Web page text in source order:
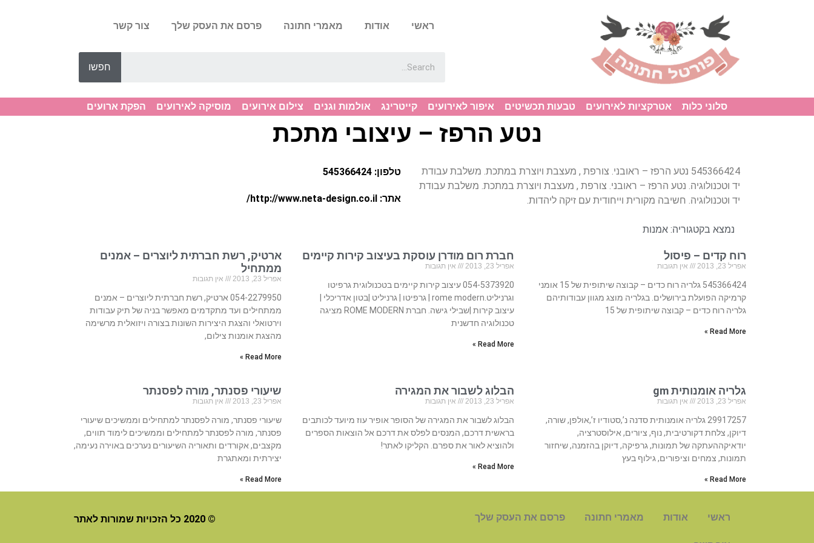
ראשי אודות מאמרי חתונה פרסם את העסק שלך צור קשר
חפשו
סלוני כלות אטרקציות לאירועים טבעות תכשיטים איפור לאירועים קייטרינג אולמות וגנים צילום אירועים מוסיקה לאירועים הפקת ארועים
נטע הרפז – עיצובי מתכת
545366424 נטע הרפז – ראובני. צורפת , מעצבת ויוצרת במתכת. משלבת עבודת
יד וטכנולוגיה. נטע הרפז – ראובני. צורפת , מעצבת ויוצרת במתכת. משלבת עבודת
יד וטכנולוגיה. חשיבה מקורית וייחודית עם זיקה ליהדות.
טלפון: 545366424
אתר: http://www.neta-design.co.il/
נמצא בקטגוריה: אמנות
רוח קדים – פיסול
אפריל 23, 2013 אין תגובות
545366424 גלריה רוח כדים – קבוצה שיתופית של 15 אומני
קרמיקה הפועלת בירושלים. בגלריה מוצג מגוון עבודותיהם
גלריה רוח כדים – קבוצה שיתופית של 15
Read More »
חברת רום מודרן עוסקת בעיצוב קירות קיימים
אפריל 23, 2013 אין תגובות
054-5373920 עיצוב קירות קיימים בטכנולוגית גרפיטו
וגרניליט.rome modern | גרפיטו | גרניליט |בטון אדריכלי |
עיצוב קירות |שבילי גישה. חברת ROME MODERN מציגה
טכנולוגיה חדשנית
Read More »
ארטיק, רשת חברתית ליוצרים – אמנים
ממתחיל
אפריל 23, 2013 אין תגובות
054-2279950 ארטיק, רשת חברתית ליוצרים – אמנים
ממתחילים ועד מתקדמים מאפשר בניה של תיק עבודות
וירטואלי והצגת היצירות השונות בצורה ויזואלית מרשימה
מהצגת אומנות צילום,
Read More »
גלריה אומנותית gm
אפריל 23, 2013 אין תגובות
29917257 גלריה אומנותית סדנה נ’,סטודיו ז’,אולפן, שורה,
דיוקן, צלחת דקורטיבית, נוף, ציורים, אילוסטרציה,
יודאיקההעתקה של תמונות, גרפיקה, דיוקן בהזמנה, שיחזור
תמונות, צמחים וציפורים, גילוף בעץ
Read More »
הבלוג לשבור את המגירה
אפריל 23, 2013 אין תגובות
הבלוג לשבור את המגירה של הסופר אופיר עוז מיועד לכותבים
בראשית דרכם, המנסים לפלס את דרכם אל הוצאות הספרים
ולהוציא לאור את ספרם. הקליקו לאתר!
Read More »
שיעורי פסנתר, מורה לפסנתר
אפריל 23, 2013 אין תגובות
שיעורי פסנתר, מורה לפסנתר למתחילים וממשיכים שיעורי
פסנתר, מורה לפסנתר למתחילים וממשיכים לימוד תווים,
מקצבים, אקורדים ותאוריה השיעורים נערכים באוירה נעימה,
יצירתית ומאתגרת
Read More »
ראשי אודות מאמרי חתונה פרסם את העסק שלך © 2020 כל הזכויות שמורות לאתר